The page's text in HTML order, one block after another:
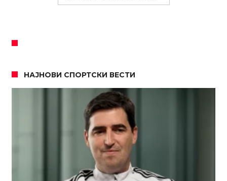
НАЈНОВИ СПОРТСКИ ВЕСТИ